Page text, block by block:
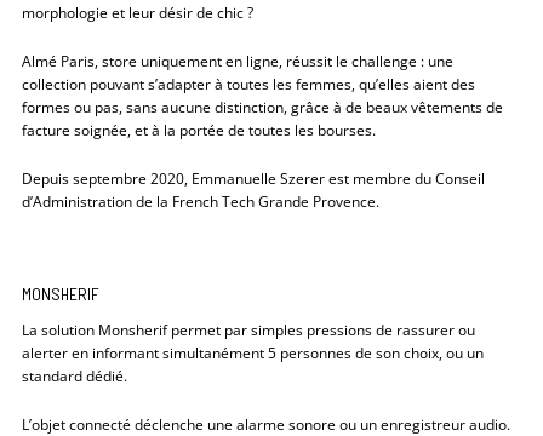
morphologie et leur désir de chic ?
Almé Paris, store uniquement en ligne, réussit le challenge : une
collection pouvant s’adapter à toutes les femmes, qu’elles aient des
formes ou pas, sans aucune distinction, grâce à de beaux vêtements de
facture soignée, et à la portée de toutes les bourses.
Depuis septembre 2020, Emmanuelle Szerer est membre du Conseil
d’Administration de la French Tech Grande Provence.
MONSHERIF
La solution Monsherif permet par simples pressions de rassurer ou
alerter en informant simultanément 5 personnes de son choix, ou un
standard dédié.
L’objet connecté déclenche une alarme sonore ou un enregistreur audio.